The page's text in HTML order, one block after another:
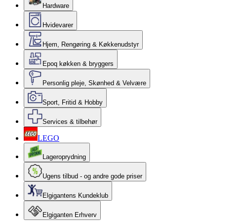
Hardware
Hvidevarer
Hjem, Rengøring & Køkkenudstyr
Epoq køkken & bryggers
Personlig pleje, Skønhed & Velvære
Sport, Fritid & Hobby
Services & tilbehør
LEGO
Lageroprydning
Ugens tilbud - og andre gode priser
Elgigantens Kundeklub
Elgiganten Erhverv